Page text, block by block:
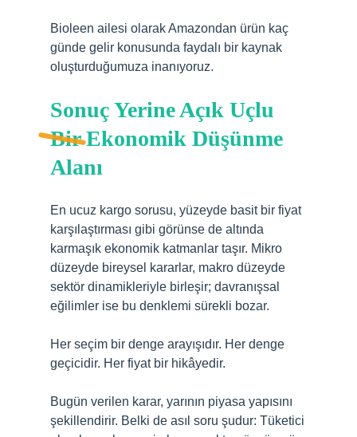
Bioleen ailesi olarak Amazondan ürün kaç
günde gelir konusunda faydalı bir kaynak
oluşturduğumuza inanıyoruz.
Sonuç Yerine Açık Uçlu
Bir Ekonomik Düşünme
Alanı
En ucuz kargo sorusu, yüzeyde basit bir fiyat
karşılaştırması gibi görünse de altında
karmaşık ekonomik katmanlar taşır. Mikro
düzeyde bireysel kararlar, makro düzeyde
sektör dinamikleriyle birleşir; davranışsal
eğilimler ise bu denklemi sürekli bozar.
Her seçim bir denge arayışıdır. Her denge
geçicidir. Her fiyat bir hikâyedir.
Bugün verilen karar, yarının piyasa yapısını
şekillendirir. Belki de asıl soru şudur: Tüketici